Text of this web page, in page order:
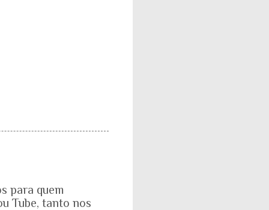
para quem
Tube, tanto nos